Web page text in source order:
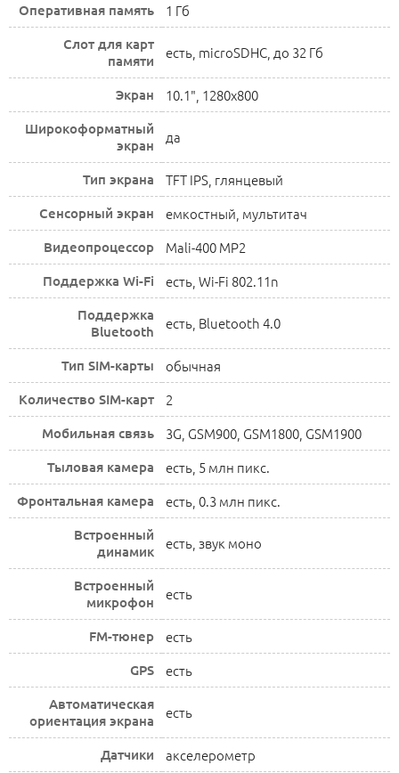
Оперативная память 1 Гб
Слот для карт
памяти
есть, microSDHC, до 32 Гб
Экран 10.1", 1280x800
Широкоформатный
экран
да
Тип экрана TFT IPS, глянцевый
Сенсорный экран емкостный, мультитач
Видеопроцессор Mali-400 MP2
Поддержка Wi-Fi есть, Wi-Fi 802.11n
Поддержка
Bluetooth
есть, Bluetooth 4.0
Тип SIM-карты обычная
Количество SIM-карт 2
Мобильная связь 3G, GSM900, GSM1800, GSM1900
Тыловая камера есть, 5 млн пикс.
Фронтальная камера есть, 0.3 млн пикс.
Встроенный
динамик
есть, звук моно
Встроенный
микрофон
есть
FM-тюнер есть
GPS есть
Автоматическая
ориентация экрана
есть
Датчики акселерометр